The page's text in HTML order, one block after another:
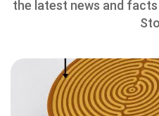
the latest news and